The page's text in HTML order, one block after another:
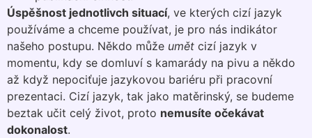
Úspěšnost jednotlivch situací, ve kterých cizí jazyk
používáme a chceme používat, je pro nás indikátor
našeho postupu. Někdo může umět cizí jazyk v
momentu, kdy se domluví s kamarády na pivu a někdo
až když nepociťuje jazykovou bariéru při pracovní
prezentaci. Cizí jazyk, tak jako matěrinský, se budeme
beztak učit celý život, proto nemusíte očekávat
dokonalost.